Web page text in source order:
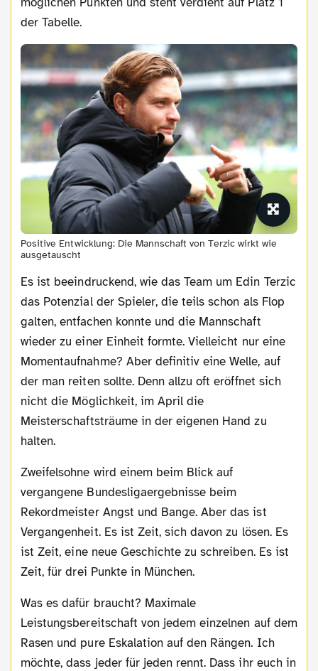
der Tabelle.
Positive Entwicklung: Die Mannschaft von Terzic wirkt wie
ausgetauscht
Es ist beeindruckend, wie das Team um Edin Terzic
das Potenzial der Spieler, die teils schon als Flop
galten, entfachen konnte und die Mannschaft
wieder zu einer Einheit formte. Vielleicht nur eine
Momentaufnahme? Aber definitiv eine Welle, auf
der man reiten sollte. Denn allzu oft eröffnet sich
nicht die Möglichkeit, im April die
Meisterschaftsträume in der eigenen Hand zu
halten.
Zweifelsohne wird einem beim Blick auf
vergangene Bundesligaergebnisse beim
Rekordmeister Angst und Bange. Aber das ist
Vergangenheit. Es ist Zeit, sich davon zu lösen. Es
ist Zeit, eine neue Geschichte zu schreiben. Es ist
Zeit, für drei Punkte in München.
Was es dafür braucht? Maximale
Leistungsbereitschaft von jedem einzelnen auf dem
Rasen und pure Eskalation auf den Rängen. Ich
möchte, dass jeder für jeden rennt. Dass ihr euch in